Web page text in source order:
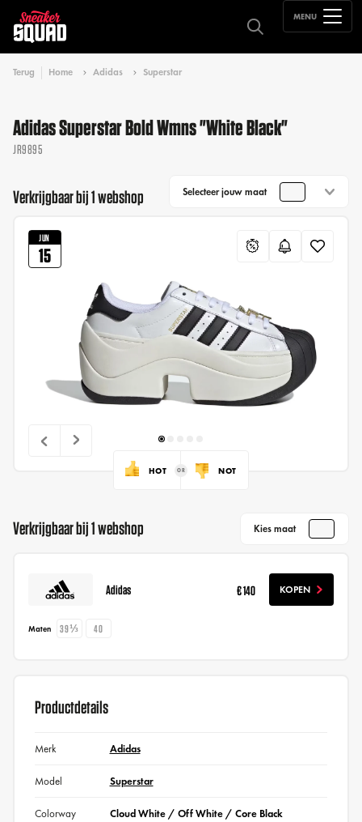
MENU
Terug Home Adidas Superstar
Adidas Superstar Bold Wmns "White Black"
JR9895
Verkrijgbaar bij 1 webshop Selecteer jouw maat
JUN
15
HOT NOT
Verkrijgbaar bij 1 webshop Kies maat
Adidas € 140 KOPEN
Maten 39⅓ 40
Productdetails
Merk Adidas
Model Superstar
Colorway Cloud White / Off White / Core Black